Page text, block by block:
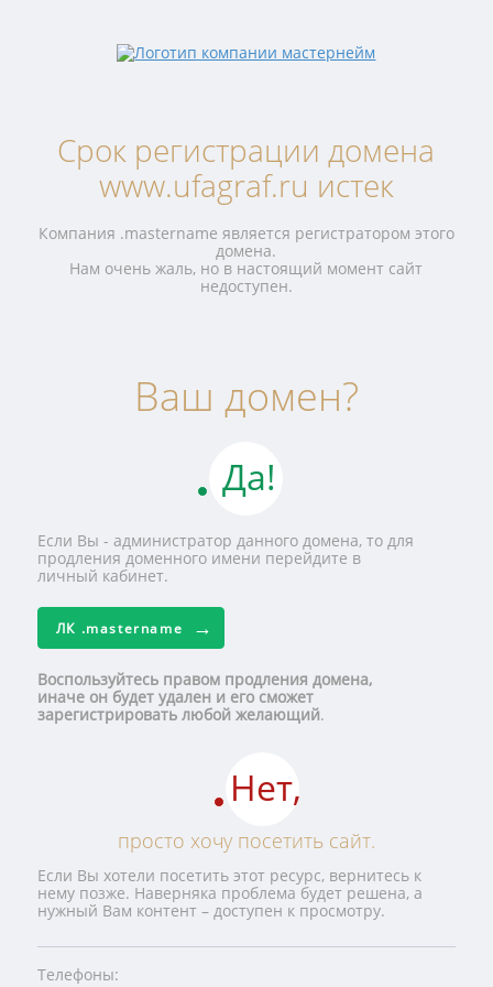
Срок регистрации домена
www.ufagraf.ru истек
Компания .mastername является регистратором этого
домена.
Нам очень жаль, но в настоящий момент сайт
недоступен.
Ваш домен?
Да!
Если Вы - администратор данного домена, то для
продления доменного имени перейдите в
личный кабинет.
ЛК .mastername
Воспользуйтесь правом продления домена,
иначе он будет удален и его сможет
зарегистрировать любой желающий.
Нет,
просто хочу посетить сайт.
Если Вы хотели посетить этот ресурс, вернитесь к
нему позже. Наверняка проблема будет решена, а
нужный Вам контент – доступен к просмотру.
Телефоны: